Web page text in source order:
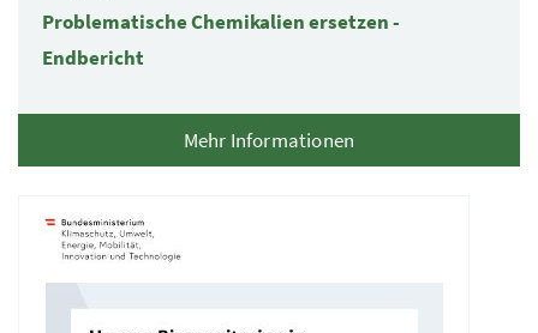
Problematische Chemikalien ersetzen -
Endbericht
Mehr Informationen